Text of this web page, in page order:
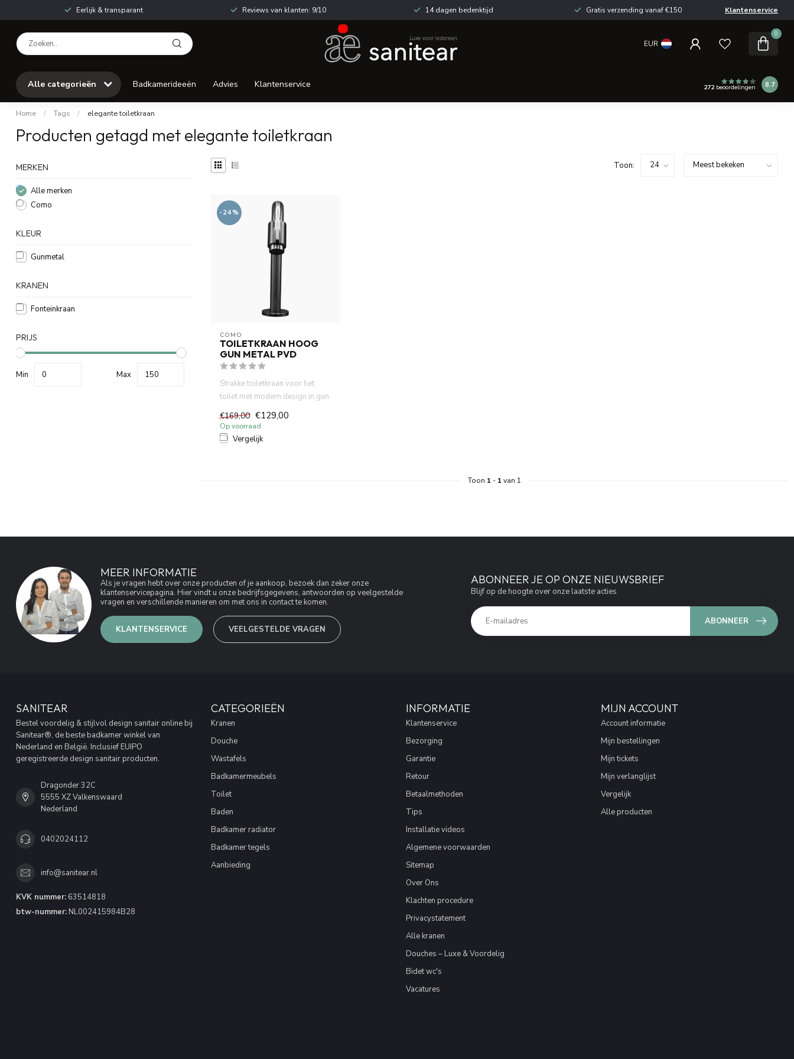
Eerlijk & transparant Reviews van klanten: 9/10 14 dagen bedenktijd Gratis verzending vanaf €150 Klantenservice
EUR
0
Alle categorieën Badkamerideeën Advies Klantenservice 272beoordelingen 8.7
Home / Tags / elegante toiletkraan
Producten getagd met elegante toiletkraan
MERKEN
Alle merken
Como
KLEUR
Gunmetal
KRANEN
Fonteinkraan
PRIJS
Min Max
Toon:
-24%
COMO
TOILETKRAAN HOOG
GUN METAL PVD
Strakke toiletkraan voor het
toilet met modern design in gun
€169,00 €129,00
Op voorraad
Vergelijk
Toon 1 - 1 van 1
MEER INFORMATIE
Als je vragen hebt over onze producten of je aankoop, bezoek dan zeker onze
klantenservicepagina. Hier vindt u onze bedrijfsgegevens, antwoorden op veelgestelde
vragen en verschillende manieren om met ons in contact te komen.
KLANTENSERVICE VEELGESTELDE VRAGEN
ABONNEER JE OP ONZE NIEUWSBRIEF
Blijf op de hoogte over onze laatste acties
ABONNEER
SANITEAR
Bestel voordelig & stijlvol design sanitair online bij
Sanitear®, de beste badkamer winkel van
Nederland en België. Inclusief EUIPO
geregistreerde design sanitair producten.
Dragonder 32C
5555 XZ Valkenswaard
Nederland
0402024112
info@sanitear.nl
KVK nummer: 63514818
btw-nummer: NL002415984B28
CATEGORIEËN
Kranen
Douche
Wastafels
Badkamermeubels
Toilet
Baden
Badkamer radiator
Badkamer tegels
Aanbieding
INFORMATIE
Klantenservice
Bezorging
Garantie
Retour
Betaalmethoden
Tips
Installatie videos
Algemene voorwaarden
Sitemap
Over Ons
Klachten procedure
Privacystatement
Alle kranen
Douches – Luxe & Voordelig
Bidet wc's
Vacatures
MIJN ACCOUNT
Account informatie
Mijn bestellingen
Mijn tickets
Mijn verlanglijst
Vergelijk
Alle producten